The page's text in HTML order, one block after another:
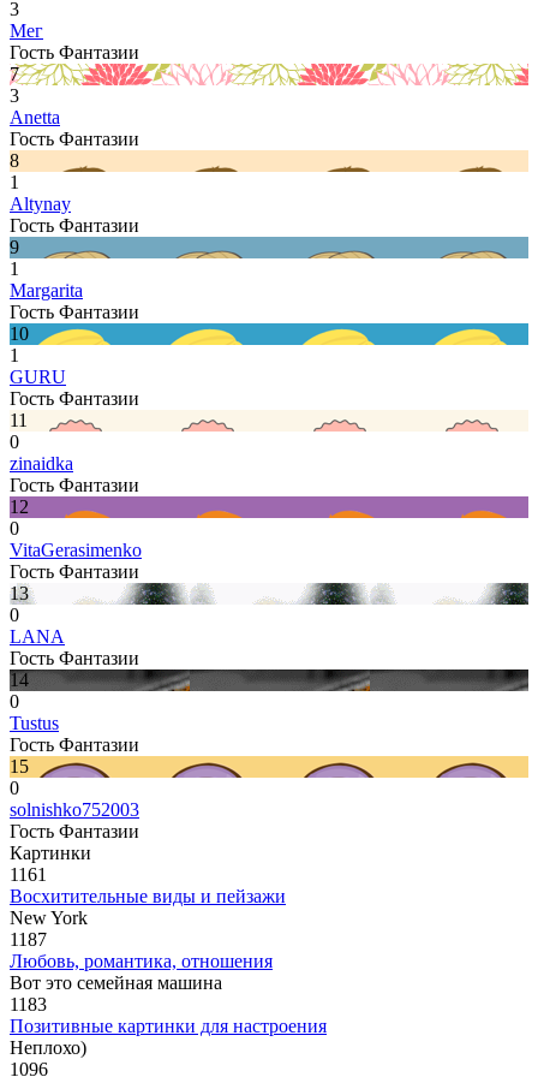
3
Мег
Гость Фантазии
7
3
Anetta
Гость Фантазии
8
1
Altynay
Гость Фантазии
9
1
Margarita
Гость Фантазии
10
1
GURU
Гость Фантазии
11
0
zinaidka
Гость Фантазии
12
0
VitaGerasimenko
Гость Фантазии
13
0
LANA
Гость Фантазии
14
0
Tustus
Гость Фантазии
15
0
solnishko752003
Гость Фантазии
Картинки
1161
Восхитительные виды и пейзажи
New York
1187
Любовь, романтика, отношения
Вот это семейная машина
1183
Позитивные картинки для настроения
Неплохо)
1096